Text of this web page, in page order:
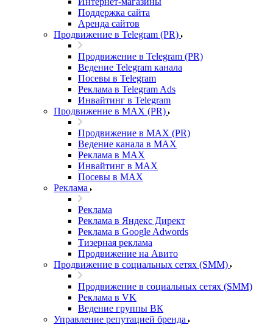
Поддержка сайта
Аренда сайтов
Продвижение в Telegram (PR)
Продвижение в Telegram (PR)
Ведение Telegram канала
Посевы в Telegram
Реклама в Telegram Ads
Инвайтинг в Telegram
Продвижение в MAX (PR)
Продвижение в MAX (PR)
Ведение канала в MAX
Реклама в MAX
Инвайтинг в MAX
Посевы в MAX
Реклама
Реклама
Реклама в Яндекс Директ
Реклама в Google Adwords
Тизерная реклама
Продвижение на Авито
Продвижение в социальных сетях (SMM)
Продвижение в социальных сетях (SMM)
Реклама в VK
Ведение группы ВК
Управление репутацией бренда